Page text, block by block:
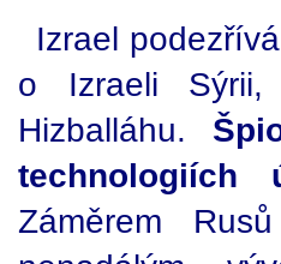
Izrael
o Izraeli Sýrii,
Hizballáhu.
technologiích
Záměrem